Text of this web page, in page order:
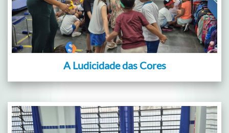
A Ludicidade das Cores